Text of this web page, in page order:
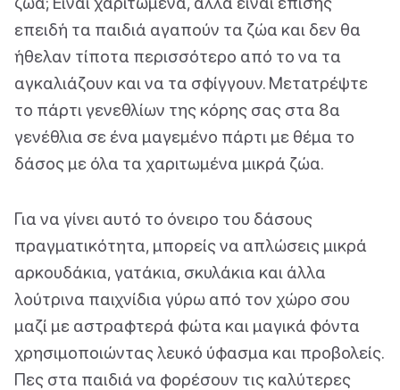
επειδή τα παιδιά αγαπούν τα ζώα και δεν θα
ήθελαν τίποτα περισσότερο από το να τα
αγκαλιάζουν και να τα σφίγγουν. Μετατρέψτε
το πάρτι γενεθλίων της κόρης σας στα 8α
γενέθλια σε ένα μαγεμένο πάρτι με θέμα το
δάσος με όλα τα χαριτωμένα μικρά ζώα.
Για να γίνει αυτό το όνειρο του δάσους
πραγματικότητα, μπορείς να απλώσεις μικρά
αρκουδάκια, γατάκια, σκυλάκια και άλλα
λούτρινα παιχνίδια γύρω από τον χώρο σου
μαζί με αστραφτερά φώτα και μαγικά φόντα
χρησιμοποιώντας λευκό ύφασμα και προβολείς.
Πες στα παιδιά να φορέσουν τις καλύτερες